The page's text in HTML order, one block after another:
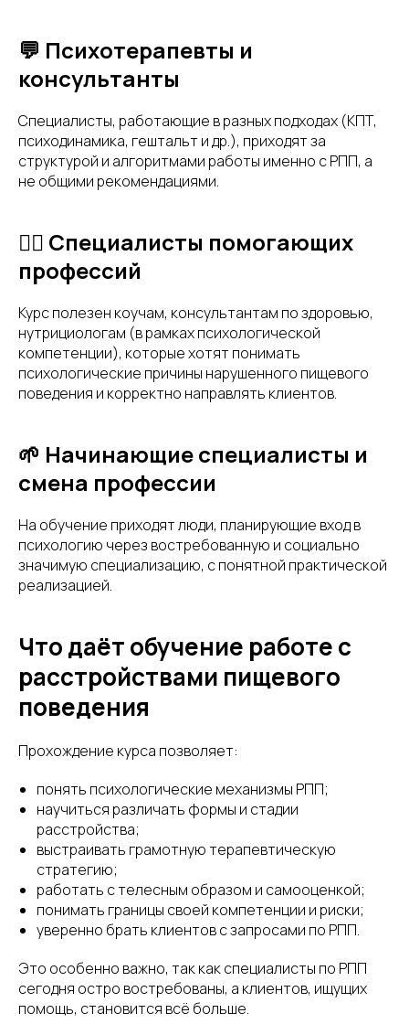
💬 Психотерапевты и
консультанты
Специалисты, работающие в разных подходах (КПТ,
психодинамика, гештальт и др.), приходят за
структурой и алгоритмами работы именно с РПП, а
не общими рекомендациями.
👩‍⚕️ Специалисты помогающих
профессий
Курс полезен коучам, консультантам по здоровью,
нутрициологам (в рамках психологической
компетенции), которые хотят понимать
психологические причины нарушенного пищевого
поведения и корректно направлять клиентов.
🌱 Начинающие специалисты и
смена профессии
На обучение приходят люди, планирующие вход в
психологию через востребованную и социально
значимую специализацию, с понятной практической
реализацией.
Что даёт обучение работе с
расстройствами пищевого
поведения
Прохождение курса позволяет:
понять психологические механизмы РПП;
научиться различать формы и стадии
расстройства;
выстраивать грамотную терапевтическую
стратегию;
работать с телесным образом и самооценкой;
понимать границы своей компетенции и риски;
уверенно брать клиентов с запросами по РПП.
Это особенно важно, так как специалисты по РПП
сегодня остро востребованы, а клиентов, ищущих
помощь, становится всё больше.